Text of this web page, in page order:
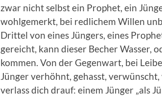
zwar nicht selbst ein Prophet, ein
wohlgemerkt, bei redlichem Willen
Drittel von eines Jüngers, eines
gereicht, kann dieser Becher Wasser,
kommen. Von der Gegenwart, bei
Jünger verhöhnt, gehasst,
verlass dich drauf: einem Jünger „als